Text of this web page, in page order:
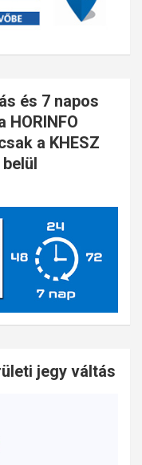
és 7 napos
a KHESZ
jegy váltás